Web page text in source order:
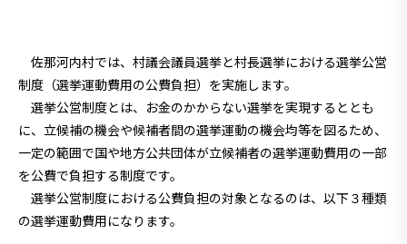
佐那河内村では、村議会議員選挙と村長選挙における選挙公営
制度（選挙運動費用の公費負担）を実施します。
選挙公営制度とは、お金のかからない選挙を実現するととも
に、立候補の機会や候補者間の選挙運動の機会均等を図るため、
一定の範囲で国や地方公共団体が立候補者の選挙運動費用の一部
を公費で負担する制度です。
選挙公営制度における公費負担の対象となるのは、以下３種類
の選挙運動費用になります。